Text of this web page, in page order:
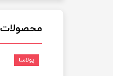
محصولات
پولاسا